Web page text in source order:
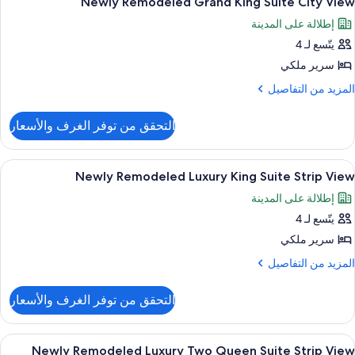
Suite
جميع
صور
Newly
Remodeled
Grand
City
View
إطلالة على المدينة
يتّسع لـ 4
سرير ملكي
المزيد من التفاصيل
المزيد
Newly
Remodeled
Grand
Suite
City
التحقق من توفر الغرف والأسعار
استعراض
جميع
صور
Newly
Remodeled
Luxury
Strip
View
ملاءات من القطن المصري وأغطية
5
Newly Remodeled Luxury King Suite Strip View
إطلالة على المدينة
يتّسع لـ 4
سرير ملكي
المزيد من التفاصيل
المزيد
Newly
Remodeled
Luxury
التحقق من توفر الغرف والأسعار
استعراض
6
Newly Remodeled Luxury Two Queen Suite Strip View